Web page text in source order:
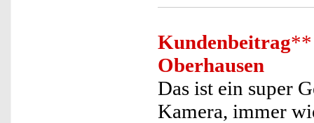
Kundenbeitrag**
Oberhausen
Das ist ein super
Kamera, immer